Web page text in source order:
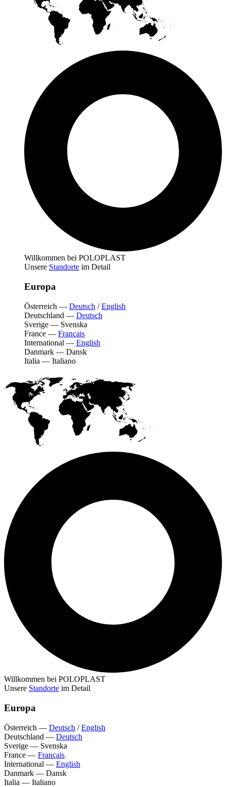
Willkommen bei POLOPLAST
Unsere Standorte im Detail
Europa
Österreich — Deutsch /English
Deutschland — Deutsch
Sverige — Svenska
France — Français
International — English
Danmark — Dansk
Italia — Italiano
Willkommen bei POLOPLAST
Unsere Standorte im Detail
Europa
Österreich — Deutsch /English
Deutschland — Deutsch
Sverige — Svenska
France — Français
International — English
Danmark — Dansk
Italia — Italiano